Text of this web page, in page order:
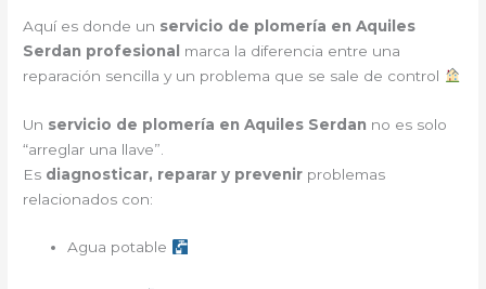
Aquí es donde un servicio de plomería en Aquiles
Serdan profesional
marca la diferencia entre una
reparación sencilla y un problema que se sale de control
Un servicio de plomería en Aquiles Serdan no es solo
“arreglar una llave”.
Es diagnosticar, reparar y prevenir problemas
relacionados con:
Agua potable